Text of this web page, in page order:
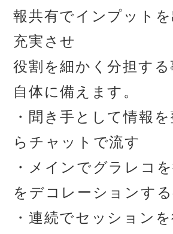
報共有でインプットを
充実させ
役割を細かく分担する
自体に備えます。
・聞き手として情報
らチャットで流す
・メインでグラレコ
をデコレーションす
・連続でセッション